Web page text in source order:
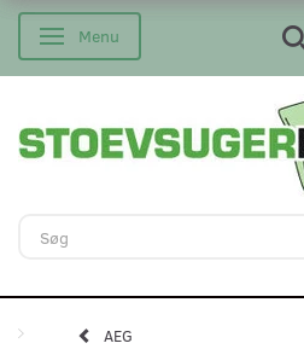
Skifte navigation
Menu
AEG